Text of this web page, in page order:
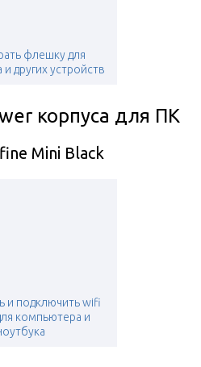
флешку для
других устройств
корпуса для ПК
Mini Black
и подключить wifi
компьютера и